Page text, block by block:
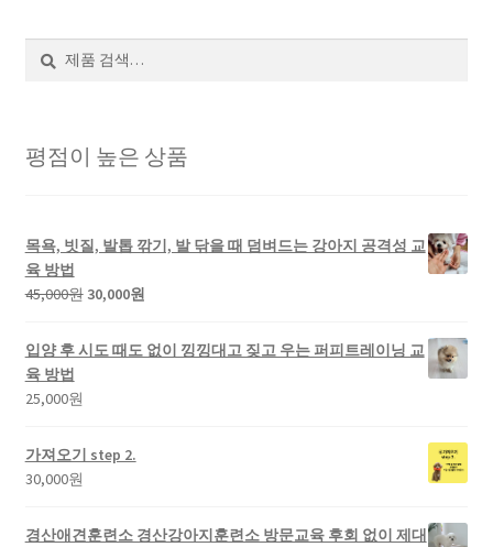
평점이 높은 상품
목욕, 빗질, 발톱 깎기, 발 닦을 때 덤벼드는 강아지 공격성 교
육 방법
45,000원 30,000원
입양 후 시도 때도 없이 낑낑대고 짖고 우는 퍼피트레이닝 교
육 방법
25,000원
가져오기 step 2.
30,000원
경산애견훈련소 경산강아지훈련소 방문교육 후회 없이 제대